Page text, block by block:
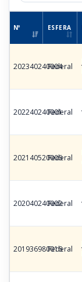
Nº ESFERA
202340240004
Federal
202240240001
Federal
202140520006
Federal
202040240002
Federal
201936980016
Federal